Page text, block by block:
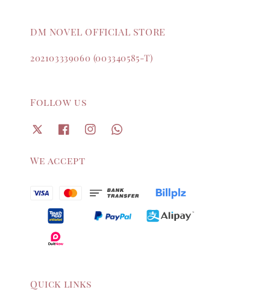
DM NOVEL OFFICIAL STORE
202103339060 (003340585-T)
Follow us
We accept
Quick links